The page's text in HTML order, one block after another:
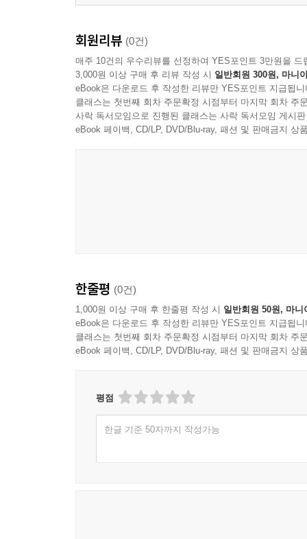
회원리뷰 (0건)
매주 10건의 우수리뷰를 선정하여 YES포인트 3만원을 드
3,000원 이상 구매 후 리뷰 작성 시 일반회원 300원, 마니
eBook은 다운로드 후 작성한 리뷰만 YES포인트 지급됩니
클래스는 첫번째 회차 주문확정 시점부터 마지막 회차 주
사락 독서모임으로 진행된 클래스는 사락 독서모임 게시
eBook 페이백, CD/LP, DVD/Blu-ray, 패션 및 판매금지 상
한줄평 (0건)
1,000원 이상 구매 후 한줄평 작성 시 일반회원 50원, 마니
eBook은 다운로드 후 작성한 리뷰만 YES포인트 지급됩니
클래스는 첫번째 회차 주문확정 시점부터 마지막 회차 주
eBook 페이백, CD/LP, DVD/Blu-ray, 패션 및 판매금지 상
평점
한글 기준 50자까지 작성가능